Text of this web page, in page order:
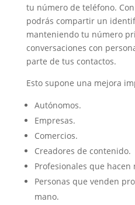
tu número de teléfono.
podrás compartir un
manteniendo tu número
conversaciones con
parte de tus contactos.
Esto supone una mejora
Autónomos.
Empresas.
Comercios.
Creadores de contenido.
Profesionales que hacen
Personas que venden
mano.